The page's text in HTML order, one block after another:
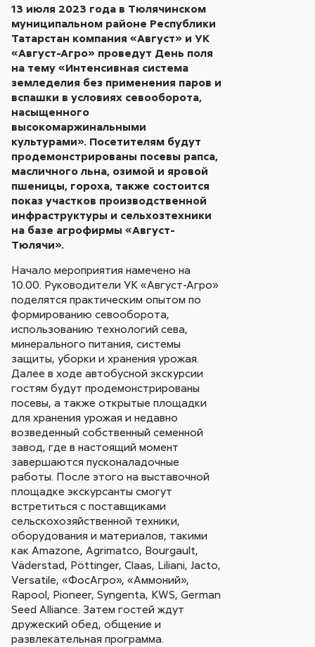
13 июля 2023 года в Тюлячинском
муниципальном районе Республики
Татарстан компания «Август» и УК
«Август-Агро» проведут День поля
на тему «Интенсивная система
земледелия без применения паров и
вспашки в условиях севооборота,
насыщенного
высокомаржинальными
культурами». Посетителям будут
продемонстрированы посевы рапса,
масличного льна, озимой и яровой
пшеницы, гороха, также состоится
показ участков производственной
инфраструктуры и сельхозтехники
на базе агрофирмы «Август-
Тюлячи».
Начало мероприятия намечено на
10.00. Руководители УК «Август-Агро»
поделятся практическим опытом по
формированию севооборота,
использованию технологий сева,
минерального питания, системы
защиты, уборки и хранения урожая.
Далее в ходе автобусной экскурсии
гостям будут продемонстрированы
посевы, а также открытые площадки
для хранения урожая и недавно
возведенный собственный семенной
завод, где в настоящий момент
завершаются пусконаладочные
работы. После этого на выставочной
площадке экскурсанты смогут
встретиться с поставщиками
сельскохозяйственной техники,
оборудования и материалов, такими
как Amazone, Agrimatco, Bourgault,
Väderstad, Pöttinger, Claas, Liliani, Jacto,
Versatile, «ФосАгро», «Аммоний»,
Rapool, Pioneer, Syngenta, KWS, German
Seed Alliance. Затем гостей ждут
дружеский обед, общение и
развлекательная программа.